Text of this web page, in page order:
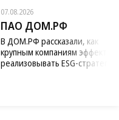
07.08.2026
ПАО ДОМ.РФ
В ДОМ.РФ рассказали, как
крупным компаниям
реализовывать ESG-стратегию